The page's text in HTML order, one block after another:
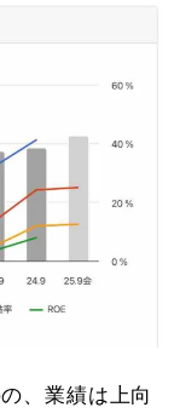
、業績は上向